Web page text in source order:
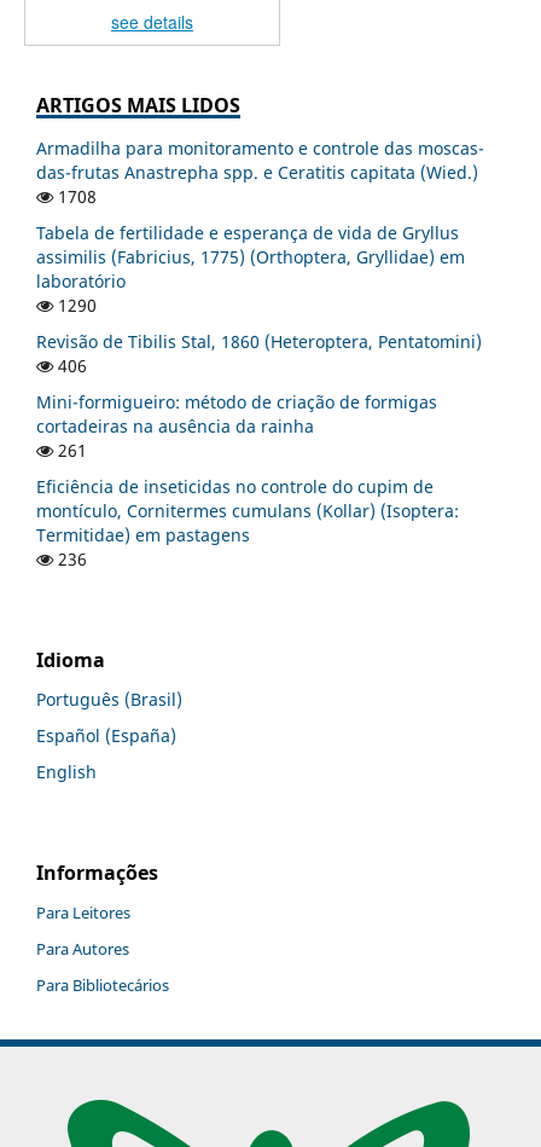
see details
ARTIGOS MAIS LIDOS
Armadilha para monitoramento e controle das moscas-
das-frutas Anastrepha spp. e Ceratitis capitata (Wied.)
1708
Tabela de fertilidade e esperança de vida de Gryllus
assimilis (Fabricius, 1775) (Orthoptera, Gryllidae) em
laboratório
1290
Revisão de Tibilis Stal, 1860 (Heteroptera, Pentatomini)
406
Mini-formigueiro: método de criação de formigas
cortadeiras na ausência da rainha
261
Eficiência de inseticidas no controle do cupim de
montículo, Cornitermes cumulans (Kollar) (Isoptera:
Termitidae) em pastagens
236
Idioma
Português (Brasil)
Español (España)
English
Informações
Para Leitores
Para Autores
Para Bibliotecários